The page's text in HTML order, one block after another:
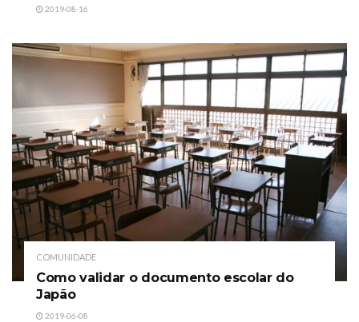
2019-08-16
COMUNIDADE
Como validar o documento escolar do
Japão
2019-06-08